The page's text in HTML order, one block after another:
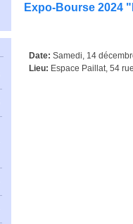
Expo-Bourse 2024
Date: Samedi, 14
Lieu: Espace Paillat, 54